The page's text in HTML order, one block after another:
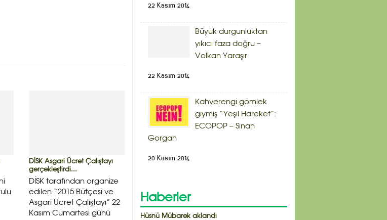
DİSK Asgari Ücret Çalıştayı
gerçekleştirdi...
DİSK tarafından organize
edilen “2015 Bütçesi ve
Asgari Ücret Çalıştayı” 22
Kasım Cumartesi günü
22 Kasım 2014
Büyük durgunluktan
yıkıcı faza doğru –
Volkan Yaraşır
22 Kasım 2014
Kahverengi gömlek
giymiş “Yeşil Hareket”:
ECOPOP – Sinan
Gorgan
20 Kasım 2014
Haberler
Hüsnü Mübarek aklandı